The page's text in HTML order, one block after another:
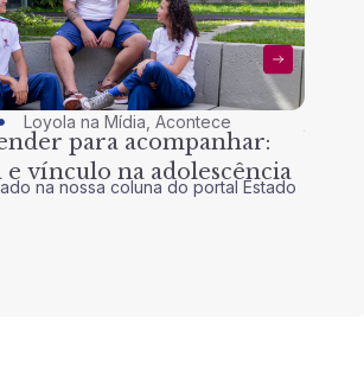
Loyola na Mídia ,Acontece
para acompanhar:
e vínculo na adolescência
na nossa coluna do portal Estado